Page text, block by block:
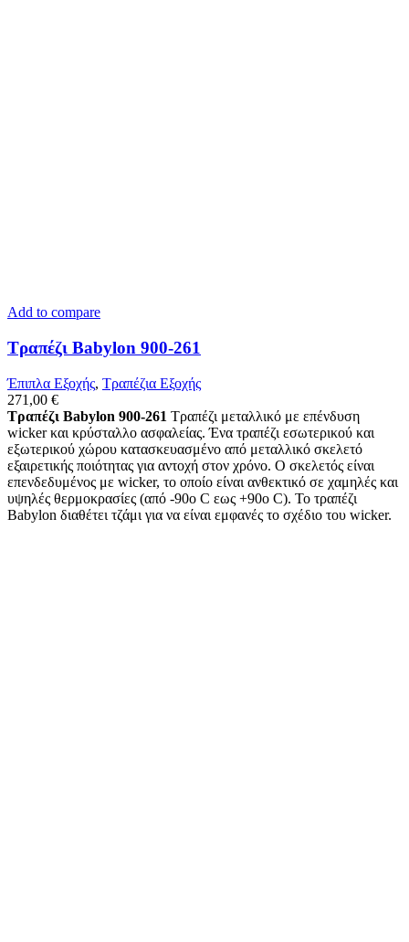
Add to compare
Τραπέζι Babylon 900-261
Έπιπλα Εξοχής, Τραπέζια Εξοχής
271,00 €
Τραπέζι Babylon 900-261 Τραπέζι μεταλλικό με επένδυση
wicker και κρύσταλλο ασφαλείας. Ένα τραπέζι εσωτερικού και
εξωτερικού χώρου κατασκευασμένο από μεταλλικό σκελετό
εξαιρετικής ποιότητας για αντοχή στον χρόνο. Ο σκελετός είναι
επενδεδυμένος με wicker, το οποίο είναι ανθεκτικό σε χαμηλές και
υψηλές θερμοκρασίες (από -90ο C εως +90o C). Το τραπέζι
Babylon διαθέτει τζάμι για να είναι εμφανές το σχέδιο του wicker.